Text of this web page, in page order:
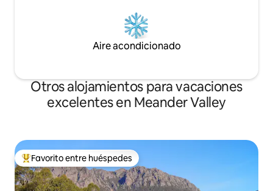
Aire acondicionado
Otros alojamientos para vacaciones
excelentes en Meander Valley
Favorito entre huéspedes preferido
Favorito entre huéspedes